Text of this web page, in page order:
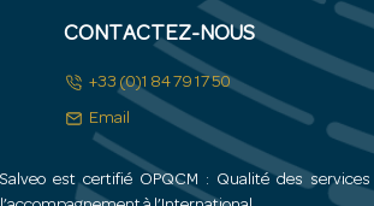
CONTACTEZ-NOUS
+33 (0)1 84 79 17 50
Email
Salveo est certifié OPQCM : Qualité des